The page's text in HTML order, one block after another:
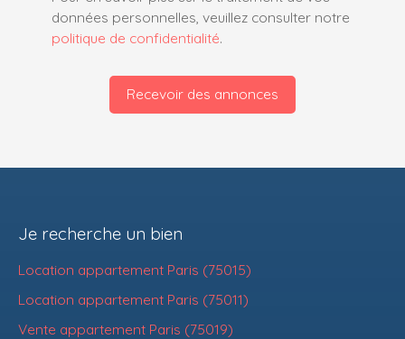
données personnelles, veuillez consulter notre
politique de confidentialité.
Recevoir des annonces
Je recherche un bien
Location appartement Paris (75015)
Location appartement Paris (75011)
Vente appartement Paris (75019)